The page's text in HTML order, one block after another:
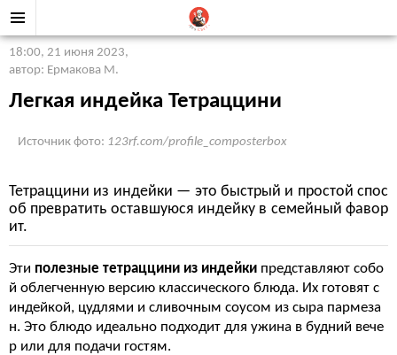
18:00, 21 июня 2023,
автор: Ермакова М.
Легкая индейка Тетраццини
Источник фото: 123rf.com/profile_composterbox
Тетраццини из индейки — это быстрый и простой спос
об превратить оставшуюся индейку в семейный фавор
ит.
Эти полезные тетраццини из индейки представляют собо
й облегченную версию классического блюда. Их готовят с
индейкой, цудлями и сливочным соусом из сыра пармеза
н. Это блюдо идеально подходит для ужина в будний вече
р или для подачи гостям.